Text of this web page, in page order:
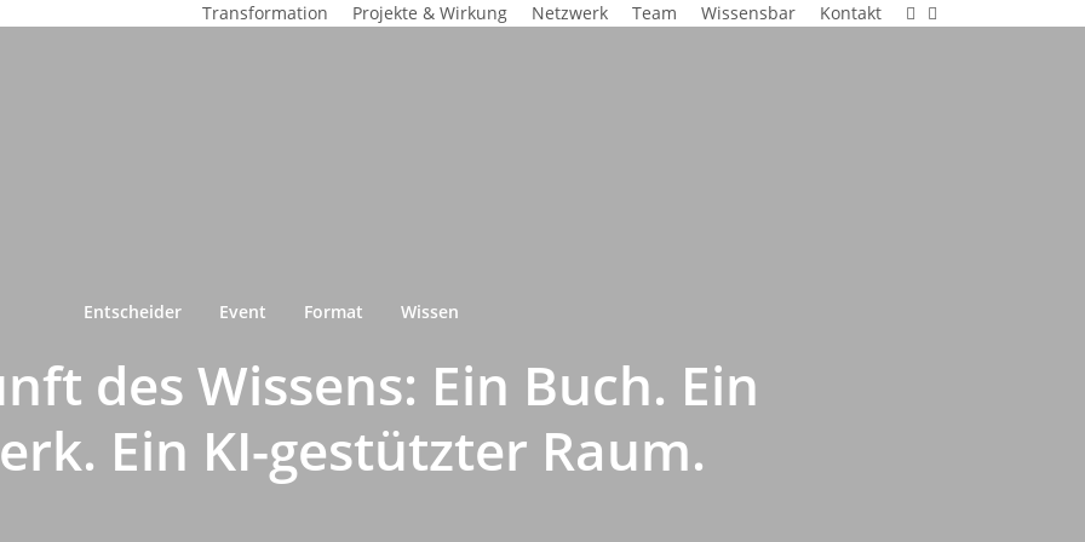
Transformation Projekte & Wirkung Netzwerk Team Wissensbar Kontakt linkedin
instagram
Entscheider Event Format Wissen
des Wissens: Ein Buch. Ein
Ein KI-gestützter Raum.